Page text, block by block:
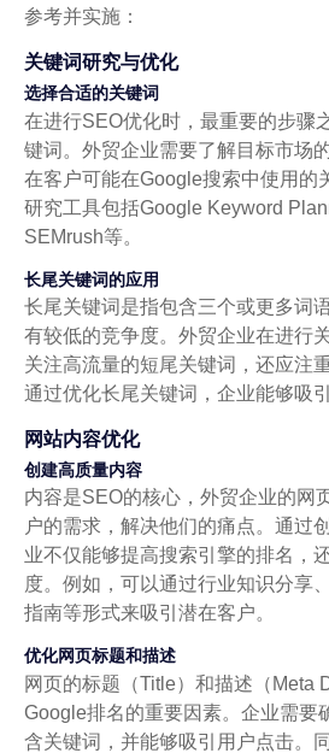
参考并实施：
关键词研究与优化
选择合适的关键词
在进行SEO优化时，最重要的步骤
键词。外贸企业需要了解目标市场
在客户可能在Google搜索中使用的
研究工具包括Google Keyword
SEMrush等。
长尾关键词的应用
长尾关键词是指包含三个或更多词
有较低的竞争度。外贸企业在进行
关注高流量的短尾关键词，还应注
通过优化长尾关键词，企业能够吸
网站内容优化
创建高质量内容
内容是SEO的核心，外贸企业的网
户的需求，解决他们的痛点。通过
业不仅能够提高搜索引擎的排名，
度。例如，可以通过行业知识分享
指南等形式来吸引潜在客户。
优化网页标题和描述
网页的标题（Title）和描述（Meta
Google排名的重要因素。企业需要
含关键词，并能够吸引用户点击。